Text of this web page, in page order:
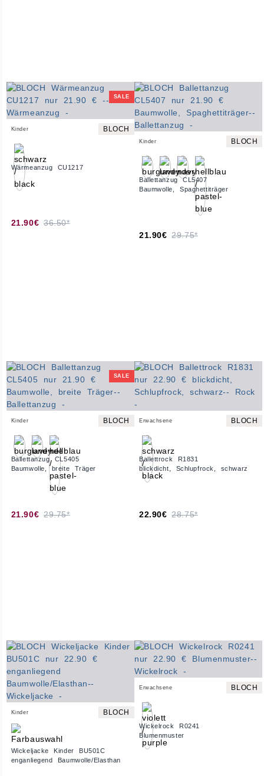
SALE
Kinder BLOCH
Wärmeanzug CU1217
21.90€ 36.50*
Kinder BLOCH
Ballettanzug CL5407
Baumwolle, Spaghettiträger
21.90€ 29.75*
SALE
Kinder BLOCH
Ballettanzug CL5405
Baumwolle, breite Träger
21.90€ 29.75*
Erwachsene BLOCH
Ballettrock R1831
blickdicht, Schlupfrock, schwarz
22.90€ 28.75*
Kinder BLOCH
Wickeljacke Kinder BU501C
enganliegend Baumwolle/Elasthan
Erwachsene BLOCH
Wickelrock R0241
Blumenmuster